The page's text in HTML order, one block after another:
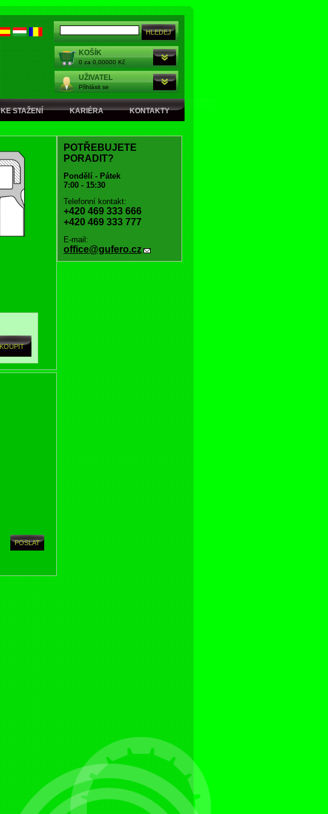
KOŠÍK
0 za 0,00000 Kč
UŽIVATEL
Přihlásit se
KE STAŽENÍ KARIÉRA KONTAKTY
POTŘEBUJETE
PORADIT?
Pondělí - Pátek
7:00 - 15:30
Telefonní kontakt:
+420 469 333 666
+420 469 333 777
E-mail:
office@gufero.cz